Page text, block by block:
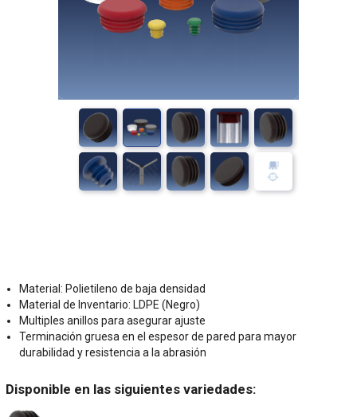
Material: Polietileno de baja densidad
Material de Inventario: LDPE (Negro)
Multiples anillos para asegurar ajuste
Terminación gruesa en el espesor de pared para mayor
durabilidad y resistencia a la abrasión
Disponible en las siguientes variedades: